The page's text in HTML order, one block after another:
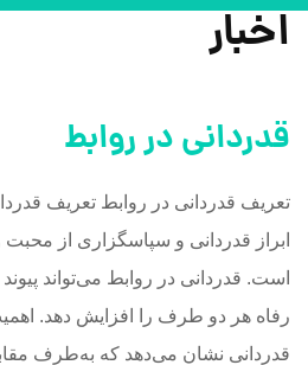
اخبار
قدردانی در روابط
تعریف قدردانی در روابط تعریف
ابراز قدردانی و سپاسگزاری از
است. قدردانی در روابط می‌تواند
رفاه هر دو طرف را افزایش دهد.
قدردانی نشان می‌دهد که به‌طرف